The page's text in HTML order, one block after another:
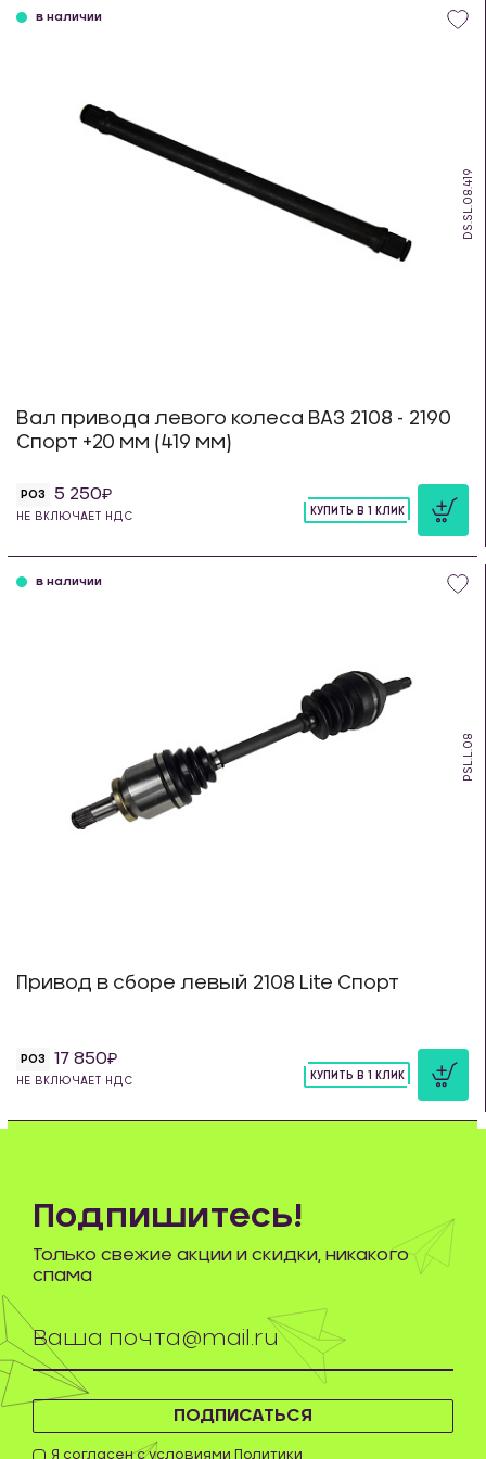
DS.SL.08.419
в наличии
Вал привода левого колеса ВАЗ 2108 - 2190
Спорт +20 мм (419 мм)
РОЗ 5 250
НЕ ВКЛЮЧАЕТ НДС
КУПИТЬ В 1 КЛИК
PSL.L.08
в наличии
Привод в сборе левый 2108 Lite Спорт
РОЗ 17 850
НЕ ВКЛЮЧАЕТ НДС
КУПИТЬ В 1 КЛИК
ПОДПИСАТЬСЯ
Я согласен с условиями Политики
Подпишитесь!
Только свежие акции и скидки, никакого
спама